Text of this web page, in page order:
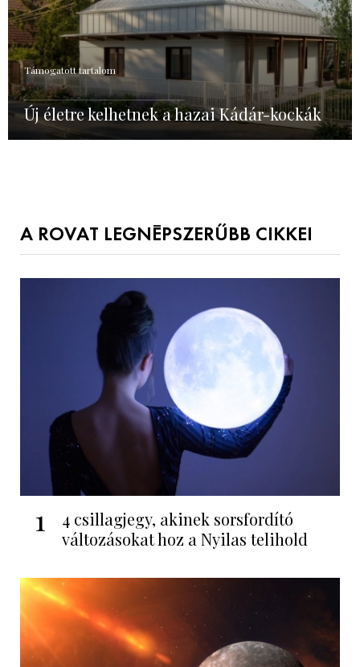
Támogatott tartalom
Új életre kelhetnek a hazai Kádár-kockák
A ROVAT LEGNÉPSZERŰBB CIKKEI
1
4 csillagjegy, akinek sorsfordító
változásokat hoz a Nyilas telihold